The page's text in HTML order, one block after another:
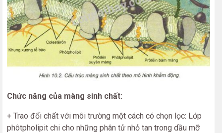
Chức năng của màng sinh chất:
+ Trao đổi chất với môi trường một cách có chọn lọc: Lớp
phôtpholipit chi cho những phân tử nhỏ tan trong dầu mỡ